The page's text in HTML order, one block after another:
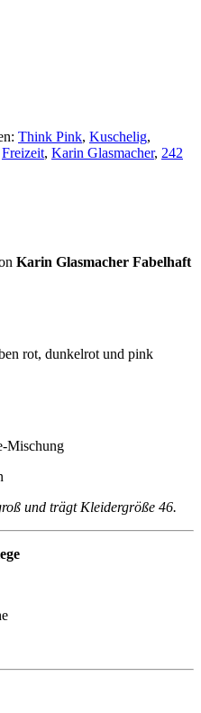
Think Pink, Kuschelig,
Freizeit, Karin Glasmacher, 242
Karin Glasmacher Fabelhaft
rot, dunkelrot und pink
Mischung
und trägt Kleidergröße 46.